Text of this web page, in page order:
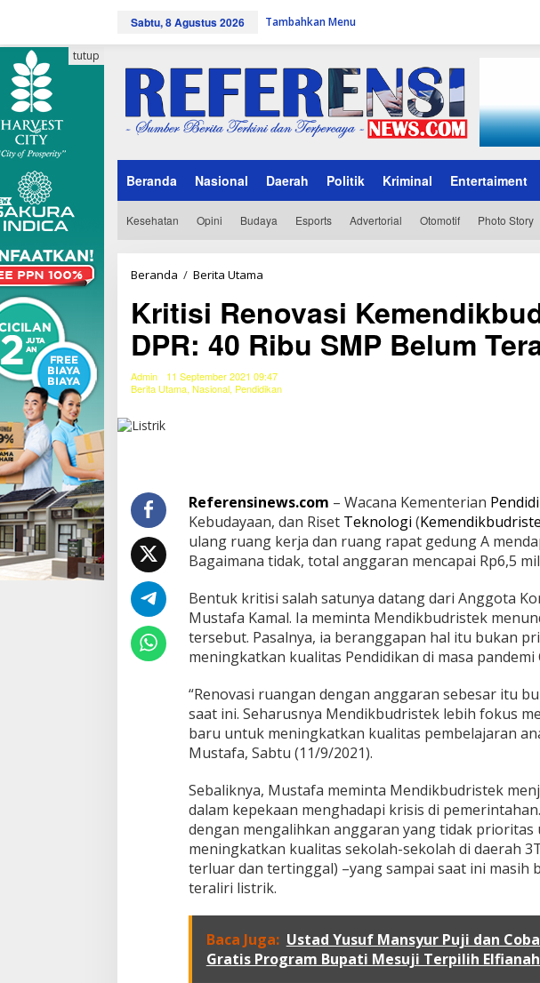
e
k
o
e
n
Sabtu, 8 Agustus 2026 Tambahkan Menu
Beranda Nasional Daerah Politik Kriminal Entertaiment
Kesehatan Opini Budaya Esports Advertorial Otomotif Photo Story
tutup
Beranda / Berita Utama
i
i
s
i
R
i
e
m
e
d
k
b
u
r
s
t
e
R
p
6
,
5
M
,
D
P
:
4
Kritisi Renovasi
DPR: 40 Ribu SMP Belum
Admin
11 September 2021 09:47
Berita Utama, Nasional, Pendidikan
Referensinews.com – Wacana Kementerian
Kebudayaan, dan Riset Teknologi (
ulang ruang kerja dan ruang rapat gedung A
Bagaimana tidak, total anggaran mencapai Rp6,5
Bentuk kritisi salah satunya datang dari Anggota
Mustafa Kamal. Ia meminta Mendikbudristek
tersebut. Pasalnya, ia beranggapan hal itu bukan
meningkatkan kualitas Pendidikan di masa pandemi
“Renovasi ruangan dengan anggaran sebesar itu
saat ini. Seharusnya Mendikbudristek lebih fokus
baru untuk meningkatkan kualitas pembelajaran
Mustafa, Sabtu (11/9/2021).
Sebaliknya, Mustafa meminta Mendikbudristek
dalam kepekaan menghadapi krisis di
dengan mengalihkan anggaran yang tidak
meningkatkan kualitas sekolah-sekolah di daerah
terluar dan tertinggal) –yang sampai saat ini masih
teraliri listrik.
Baca Juga: Ustad Yusuf Mansyur Puji dan
Gratis Program Bupati Mesuji Terpilih